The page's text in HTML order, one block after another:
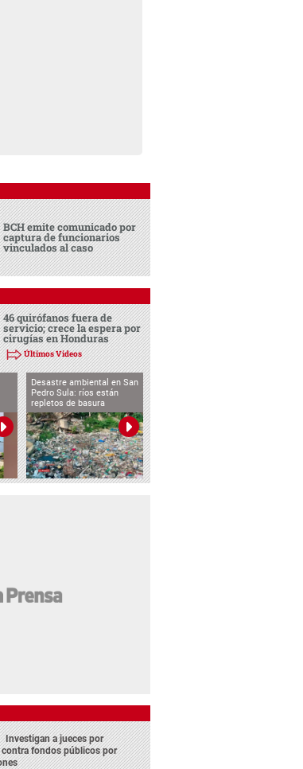
BCH emite comunicado por
captura de funcionarios
vinculados al caso
46 quirófanos fuera de
servicio; crece la espera por
cirugías en Honduras
Últimos Videos
Desastre ambiental en San
Pedro Sula: ríos están
repletos de basura
Investigan a jueces por
contra fondos públicos por